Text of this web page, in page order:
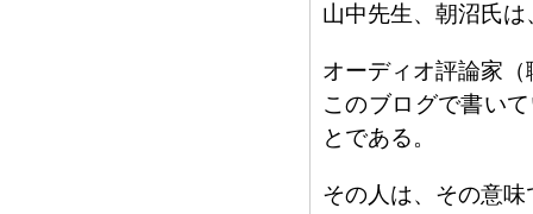
山中先生、朝沼氏
オーディオ評論家
このブログで書い
とである。
その人は、その意